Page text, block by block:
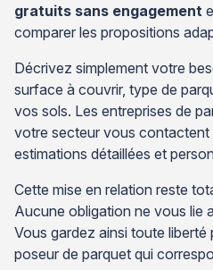
gratuits sans engagement
comparer les propositions
Décrivez simplement votre
surface à couvrir, type de
vos sols. Les entreprises de
votre secteur vous contactent
estimations détaillées et
Cette mise en relation reste
Aucune obligation ne vous lie
Vous gardez ainsi toute liberté
poseur de parquet qui